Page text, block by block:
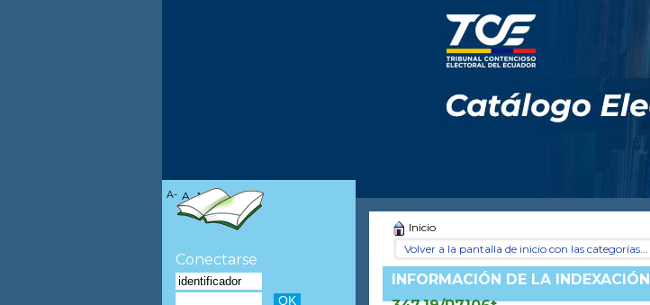
Inicio
Volver a la pantalla de inicio con las categorías...
INFORMACIÓN DE LA INDEXACIÓN
A- A A+
Conectarse